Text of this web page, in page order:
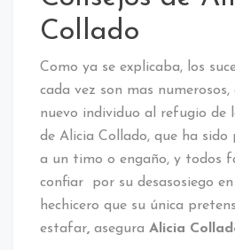
Collado
Como ya se explicaba, los
cada vez son mas
nuevo individuo al refugio de
de Alicia Collado, que ha sido
a un timo o engaño, y todos
confiar por su desasosiego
hechicero que su única
estafar, asegura Alicia